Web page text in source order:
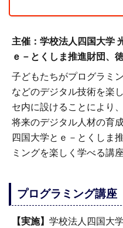
主催：学校法人四国大学
ｅ－とくしま推進財団、
子どもたちがプログラミ
などのデジタル技術を楽
セ内に設けることにより
将来のデジタル人材の育
四国大学とｅ－とくしま
ミングを楽しく学べる講
プログラミング講座
【実施】 学校法人四国大